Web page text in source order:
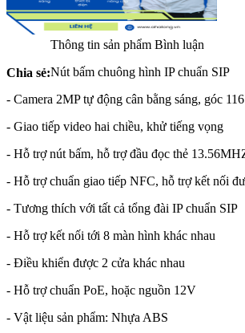
Chia sẻ:
Thông tin sản phẩm Bình luận
Nút bấm chuông hình IP chuẩn SIP
- Camera 2MP tự động cân bằng sáng, góc
- Giao tiếp video hai chiều, khử tiếng vọng
- Hỗ trợ nút bấm, hỗ trợ đầu đọc thẻ
- Hỗ trợ chuẩn giao tiếp NFC, hỗ trợ kết nối
- Tương thích với tất cả tổng đài IP chuẩn SIP
- Hỗ trợ kết nối tới 8 màn hình khác nhau
- Điều khiển được 2 cửa khác nhau
- Hỗ trợ chuẩn PoE, hoặc nguồn 12V
- Vật liệu sản phẩm: Nhựa ABS